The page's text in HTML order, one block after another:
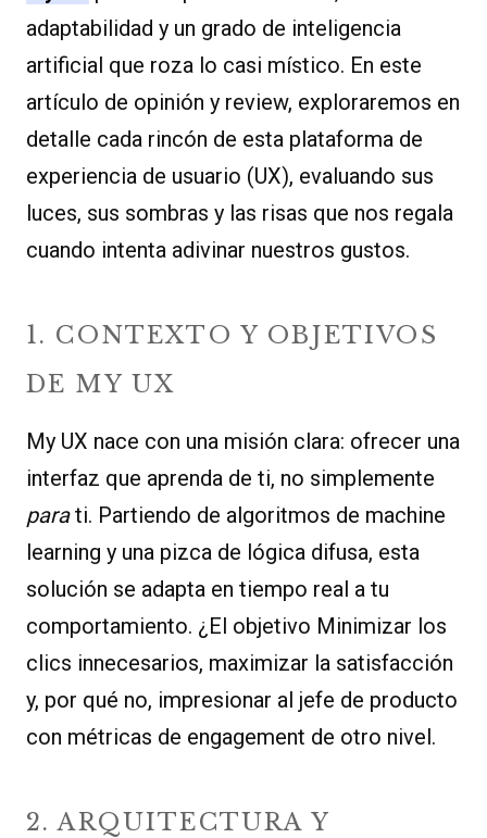
adaptabilidad y un grado de inteligencia
artificial que roza lo casi místico. En este
artículo de opinión y review, exploraremos en
detalle cada rincón de esta plataforma de
experiencia de usuario (UX), evaluando sus
luces, sus sombras y las risas que nos regala
cuando intenta adivinar nuestros gustos.
1. CONTEXTO Y OBJETIVOS
DE MY UX
My UX nace con una misión clara: ofrecer una
interfaz que aprenda de ti, no simplemente
parati. Partiendo de algoritmos de machine
learning y una pizca de lógica difusa, esta
solución se adapta en tiempo real a tu
comportamiento. ¿El objetivo Minimizar los
clics innecesarios, maximizar la satisfacción
y, por qué no, impresionar al jefe de producto
con métricas de engagement de otro nivel.
2. ARQUITECTURA Y